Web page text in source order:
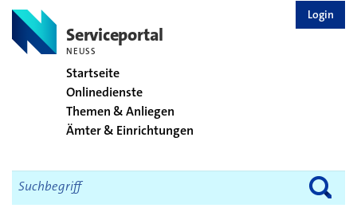
Serviceportal
NEUSS
Startseite
Onlinedienste
Themen & Anliegen
Ämter & Einrichtungen
Login